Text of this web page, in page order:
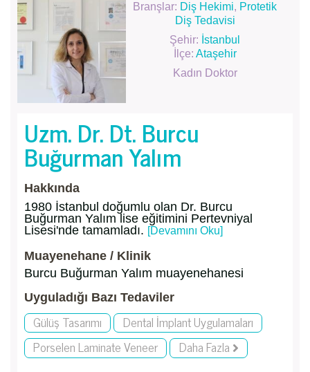
Branşlar: Diş Hekimi, Protetik
Diş Tedavisi
Şehir: İstanbul
İlçe: Ataşehir
Kadın Doktor
Uzm. Dr. Dt. Burcu
Buğurman Yalım
Hakkında
1980 İstanbul doğumlu olan Dr. Burcu
Buğurman Yalım lise eğitimini Pertevniyal
Lisesi'nde tamamladı. [Devamını Oku]
Muayenehane / Klinik
Burcu Buğurman Yalım muayenehanesi
Uyguladığı Bazı Tedaviler
Gülüş Tasarımı
Dental İmplant Uygulamaları
Porselen Laminate Veneer
Daha Fazla